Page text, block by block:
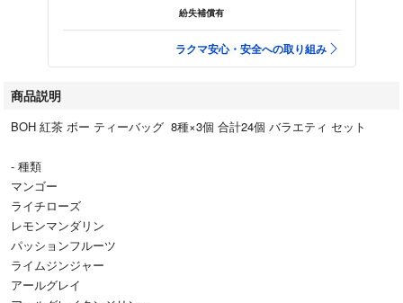
紛失補償有
ラクマ安心・安全への取り組み
商品説明
BOH 紅茶 ボー ティーバッグ 8種×3個 合計24個 バラエティ セット
- 種類
マンゴー
ライチローズ
レモンマンダリン
パッションフルーツ
ライムジンジャー
アールグレイ